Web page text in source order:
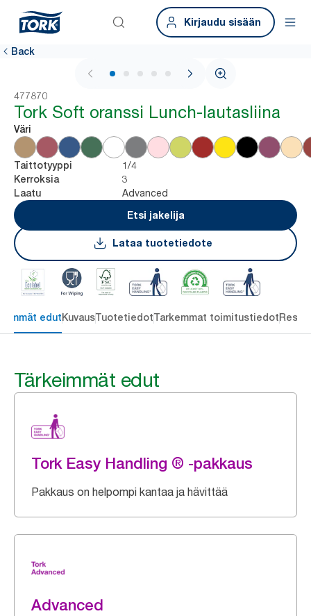
Kirjaudu sisään
Back
1 / 6
477870
Tork Soft oranssi Lunch-lautasliina
Väri
Taittotyyppi 1/4
Kerroksia 3
Laatu
Advanced
Etsi jakelija
Lataa tuotetiedote
edutKuvausTuotetiedotTarkemmat toimitustiedot
Tärkeimmät edut
Tork Easy Handling ® -pakkaus
Pakkaus on helpompi kantaa ja hävittää
Advanced